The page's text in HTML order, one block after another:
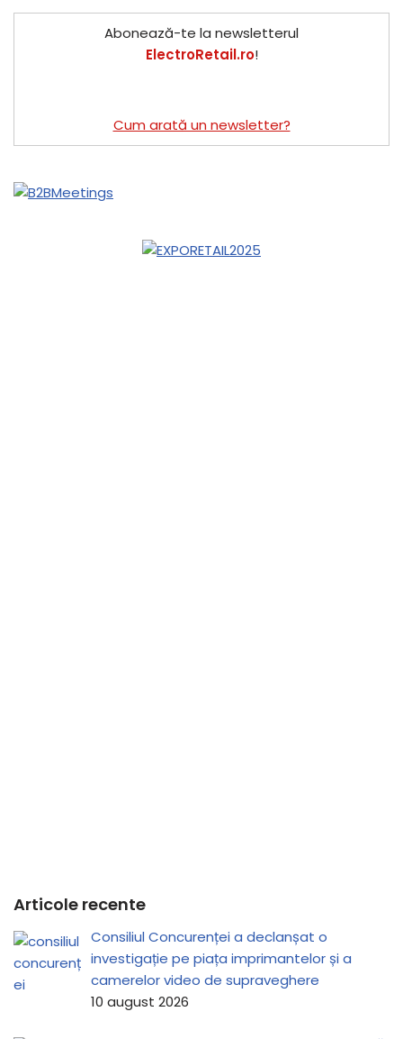
Abonează-te la newsletterul
ElectroRetail.ro!
Cum arată un newsletter?
Articole recente
Consiliul Concurenței a declanșat o
investigație pe piața imprimantelor și a
camerelor video de supraveghere
10 august 2026